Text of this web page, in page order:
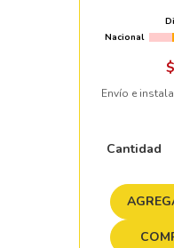
Nacional
$
Envío e
Cantidad